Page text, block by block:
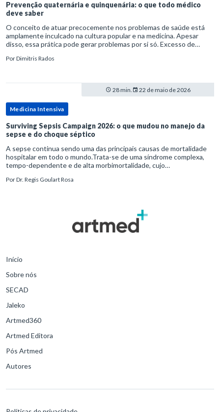
Prevenção quaternária e quinquenária: o que todo médico
deve saber
O conceito de atuar precocemente nos problemas de saúde está
amplamente inculcado na cultura popular e na medicina. Apesar
disso, essa prática pode gerar problemas por si só. Excesso de
PorDimitris Rados
28 min. 22 de maio de 2026
Medicina Intensiva
Surviving Sepsis Campaign 2026: o que mudou no manejo da
sepse e do choque séptico
A sepse continua sendo uma das principais causas de mortalidade
hospitalar em todo o mundo.Trata-se de uma síndrome complexa,
tempo-dependente e de alta morbimortalidade, cujo
para o desfe
PorDr. Regis Goulart Rosa
Início
Sobre nós
SECAD
Jaleko
Artmed360
Artmed Editora
Pós Artmed
Autores